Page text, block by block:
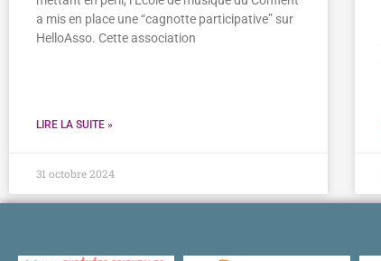
a mis en place une “cagnotte participative” sur
HelloAsso. Cette association
LIRE LA SUITE »
31 octobre 2024